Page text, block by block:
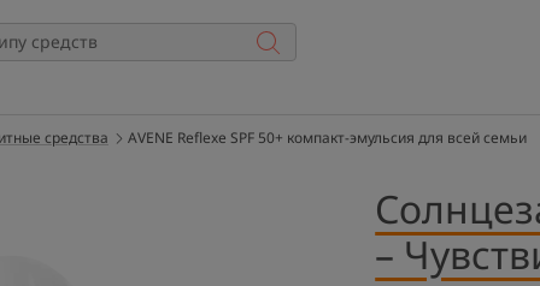
средства AVENE Reflexe SPF 50+ компакт-эмульсия для всей семьи
–